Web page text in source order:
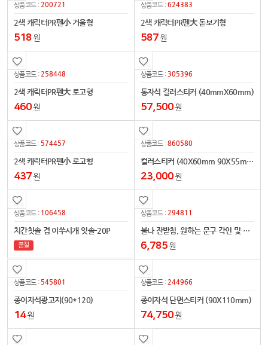
상품코드 :200721
2색 캐릭터PR펜小 거울형
518원
상품코드 :624383
2색 캐릭터PR펜大 돋보기형
587원
상품코드 :258448
2색 캐릭터PR펜大 로고형
460원
상품코드 : 305396
통자석 컬러스티커 (40mmX60mm)
57,500원
상품코드 : 574457
2색 캐릭터PR펜小 로고형
437원
상품코드 :860580
컬러스티커 (40X60mm 90X55mm)
23,000원
상품코드 : 106458
치간칫솔 겸 이쑤시개 잇솔-20P
품절
상품코드 : 294811
불나 잔받침, 원하는 문구 각인 및 사진인쇄, LED모듈 탑재, 컵받침, 우드코스터
6,785원
상품코드 : 545801
종이자석광고지(90*120)
14원
상품코드 : 244966
종이자석 단면스티커 (90X110mm)
74,750원